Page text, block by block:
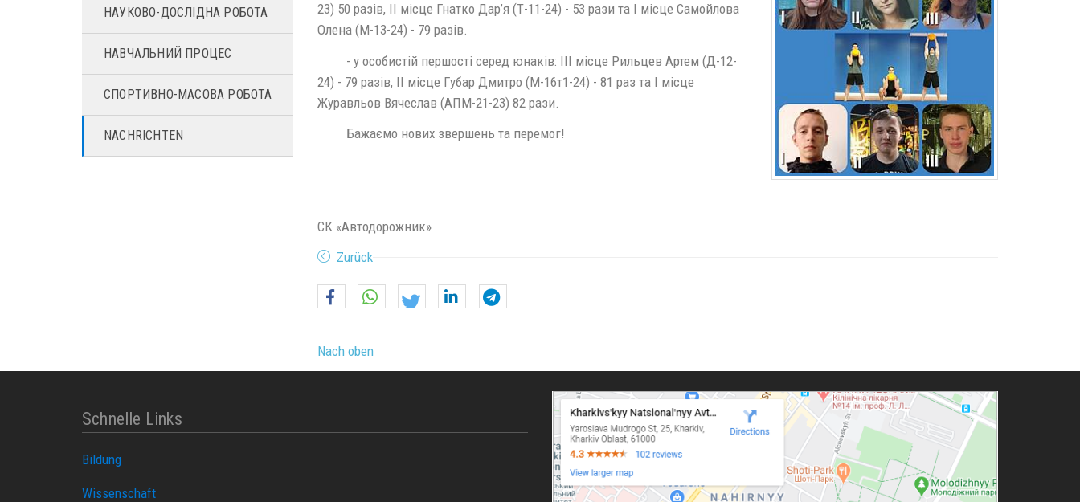
23) 50 разів, II місце Гнатко Дар’я (Т-11-24) - 53 рази та I місце Самойлова
Олена (М-13-24) - 79 разів.
- у особистій першості серед юнаків: ІІІ місце Рильцев Артем (Д-12-
24) - 79 разів, ІІ місце Губар Дмитро (М-16т1-24) - 81 раз та І місце
Журавльов Вячеслав (АПМ-21-23) 82 рази.
Бажаємо нових звершень та перемог!
СК «Автодорожник»
Zurück
Nach oben
НАУКОВО-ДОСЛІДНА РОБОТА
НАВЧАЛЬНИЙ ПРОЦЕС
СПОРТИВНО-МАСОВА РОБОТА
NACHRICHTEN
Schnelle Links
Bildung
Wissenschaft